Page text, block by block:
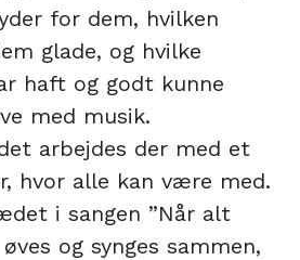
for dem, hvilken
glade, og hvilke
haft og godt kunne
med musik.
arbejdes der med et
hvor alle kan være med.
i sangen ”Når alt
og synges sammen,